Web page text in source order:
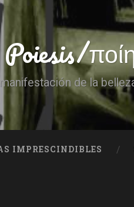
Poiesis/
de la
IMPRESCINDIBLES